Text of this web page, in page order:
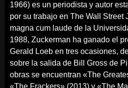
1966) es un periodista y autor
por su trabajo en The Wall Street
magna cum laude de la
1988, Zuckerman ha ganado el
Gerald Loeb en tres ocasiones,
sobre la salida de Bill Gross de
obras se encuentran «The
«The Frackers» (2013) y «The